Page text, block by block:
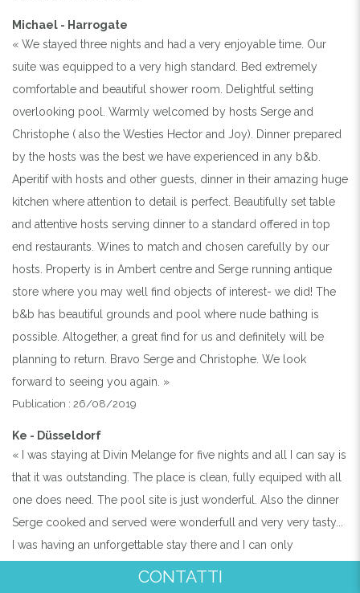
Michael - Harrogate
« We stayed three nights and had a very enjoyable time. Our
suite was equipped to a very high standard. Bed extremely
comfortable and beautiful shower room. Delightful setting
overlooking pool. Warmly welcomed by hosts Serge and
Christophe ( also the Westies Hector and Joy). Dinner prepared
by the hosts was the best we have experienced in any b&b.
Aperitif with hosts and other guests, dinner in their amazing huge
kitchen where attention to detail is perfect. Beautifully set table
and attentive hosts serving dinner to a standard offered in top
end restaurants. Wines to match and chosen carefully by our
hosts. Property is in Ambert centre and Serge running antique
store where you may well find objects of interest- we did! The
b&b has beautiful grounds and pool where nude bathing is
possible. Altogether, a great find for us and definitely will be
planning to return. Bravo Serge and Christophe. We look
forward to seeing you again. »
Publication : 26/08/2019
Ke - Düsseldorf
« I was staying at Divin Melange for five nights and all I can say is
that it was outstanding. The place is clean, fully equiped with all
one does need. The pool site is just wonderful. Also the dinner
Serge cooked and served were wonderfull and very very tasty...
I was having an unforgettable stay there and I can only
CONTATTI